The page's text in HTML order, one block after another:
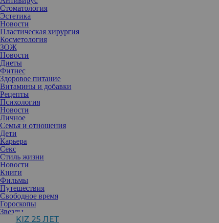
Стоматология
Эстетика
Новости
Пластическая хирургия
Косметология
ЗОЖ
Новости
Диеты
Фитнес
Здоровое питание
Витамины и добавки
Рецепты
Психология
Новости
Личное
Семья и отношения
Дети
Карьера
Секс
Стиль жизни
Новости
Книги
Фильмы
Путешествия
Свободное время
Гороскопы
Звезды
KIZ 25 ЛЕТ
Витамин В12 отвечает за выработку гормона лептина, который